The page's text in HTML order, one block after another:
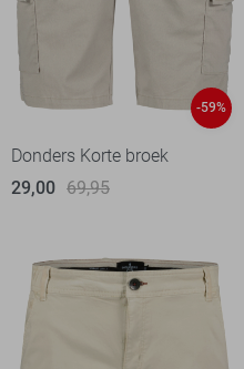
-59%
Donders Korte broek
29,00 69,95